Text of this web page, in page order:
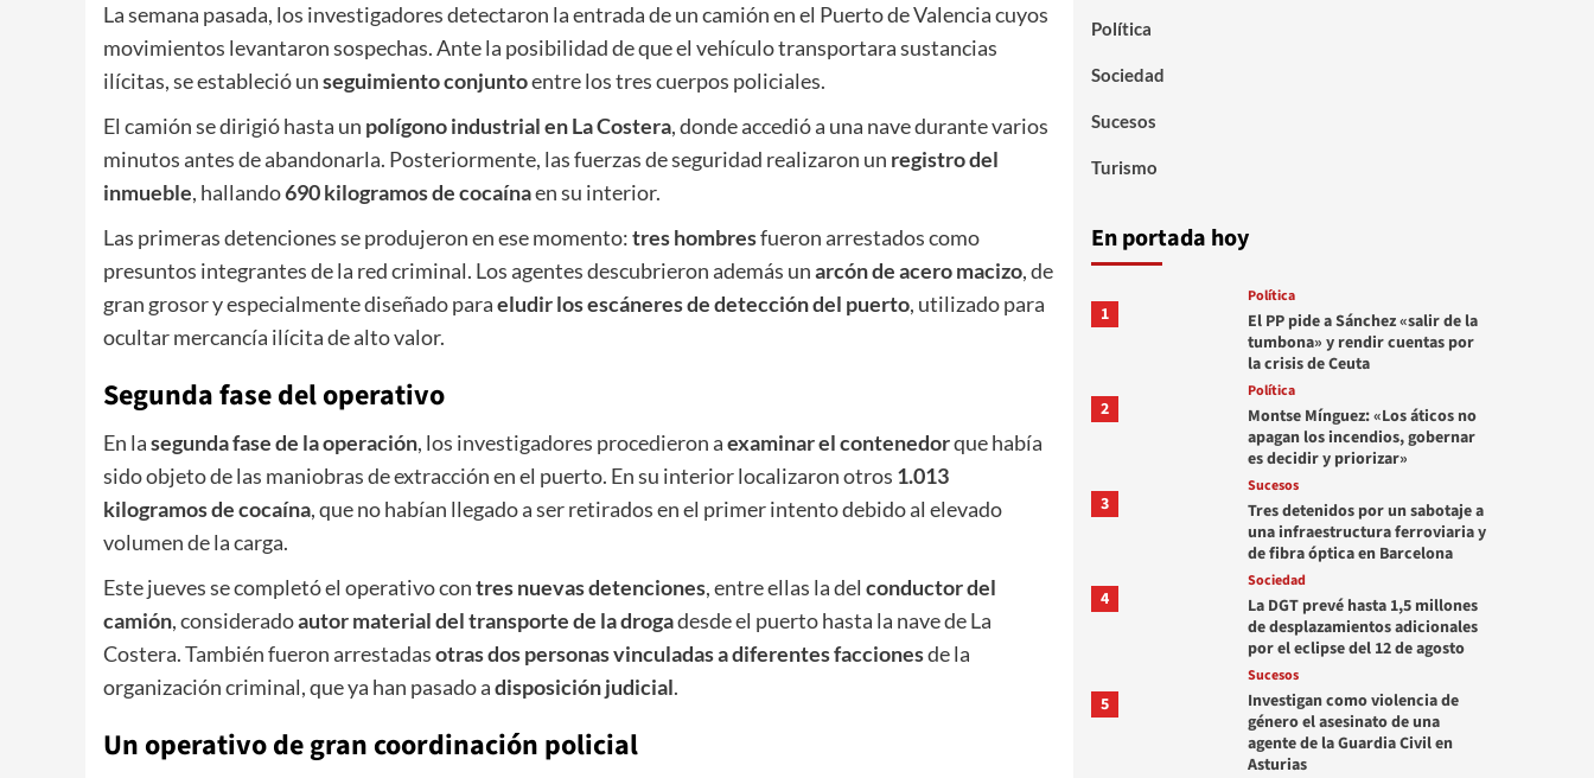
La semana pasada, los investigadores detectaron la entrada de un camión en el Puerto de Valencia cuyos
movimientos levantaron sospechas. Ante la posibilidad de que el vehículo transportara sustancias
ilícitas, se estableció unseguimiento conjuntoentre los tres cuerpos policiales.
El camión se dirigió hasta un polígono industrial en La Costera, donde accedió a una nave durante varios
minutos antes de abandonarla. Posteriormente, las fuerzas de seguridad realizaron un registro del
inmueble, hallando690 kilogramos de cocaínaen su interior.
Las primeras detenciones se produjeron en ese momento:tres hombresfueron arrestados como
presuntos integrantes de la red criminal. Los agentes descubrieron además unarcón de acero macizo, de
gran grosor y especialmente diseñado paraeludir los escáneres de detección del puerto, utilizado para
ocultar mercancía ilícita de alto valor.
Segunda fase del operativo
En lasegunda fase de la operación, los investigadores procedieron aexaminar el contenedorque había
sido objeto de las maniobras de extracción en el puerto. En su interior localizaron otros 1.013
kilogramos de cocaína, que no habían llegado a ser retirados en el primer intento debido al elevado
volumen de la carga.
Este jueves se completó el operativo contres nuevas detenciones, entre ellas la del conductor del
camión, consideradoautor material del transporte de la drogadesde el puerto hasta la nave de La
Costera. También fueron arrestadasotras dos personas vinculadas a diferentes faccionesde la
organización criminal, que ya han pasado adisposición judicial.
Un operativo de gran coordinación policial
Política
Sociedad
Sucesos
Turismo
En portada hoy
1
Política
El PP pide a Sánchez «salir de la
tumbona» y rendir cuentas por
la crisis de Ceuta
2
Política
Montse Mínguez: «Los áticos no
apagan los incendios, gobernar
es decidir y priorizar»
3
Sucesos
Tres detenidos por un sabotaje a
una infraestructura ferroviaria y
de fibra óptica en Barcelona
4
Sociedad
La DGT prevé hasta 1,5 millones
de desplazamientos adicionales
por el eclipse del 12 de agosto
5
Sucesos
Investigan como violencia de
género el asesinato de una
agente de la Guardia Civil en
Asturias